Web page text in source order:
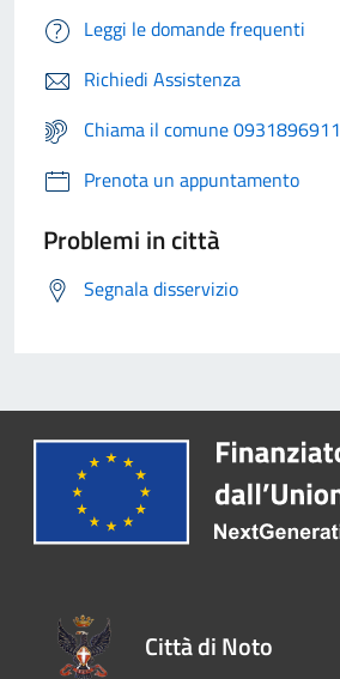
Leggi le domande frequenti
Richiedi Assistenza
Chiama il comune 0931896911
Prenota un appuntamento
Problemi in città
Segnala disservizio
Città di Noto